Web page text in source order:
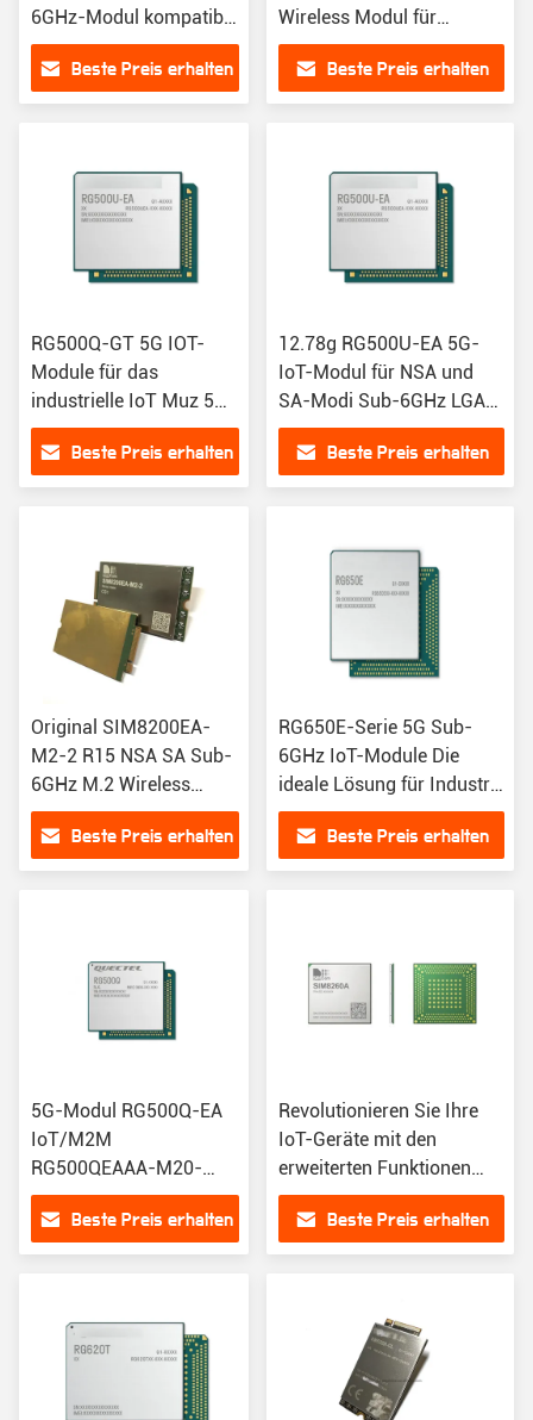
6GHz-Modul kompatibel
mit EM06 EM12-G
EM20-G RM500Q-AE
RM502Q--GL RM505Q-
Beste Preis erhalten
Wireless Modul für
schnelle Konnektivität
Beste Preis erhalten
RG500Q-GT 5G IOT-
Module für das
industrielle IoT Muz 5G
Sub-6GHz LGA-Modul
RG50xQ-Serie
Beste Preis erhalten
12.78g RG500U-EA 5G-
IoT-Modul für NSA und
SA-Modi Sub-6GHz LGA
RG500UEAAA-D11-
SNASABeste Preis erhalten
Original SIM8200EA-
M2-2 R15 NSA SA Sub-
6GHz M.2 Wireless
Module sim8300G für
Muz 5G IoT
Beste Preis erhalten
RG650E-Serie 5G Sub-
6GHz IoT-Module Die
ideale Lösung für Industrie
und Handel
Beste Preis erhalten
5G-Modul RG500Q-EA
IoT/M2M
RG500QEAAA-M20-
SGASA Wireless Modul
Zustand Original
Beste Preis erhalten
Revolutionieren Sie Ihre
IoT-Geräte mit den
erweiterten Funktionen
des SIMCOMSIM8260E
5G-ModulsBeste Preis erhalten